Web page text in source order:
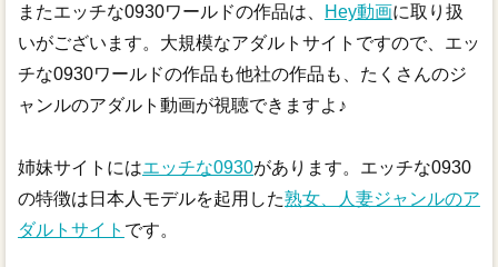
またエッチな0930ワールドの作品は、 Hey動画に取り扱
いがございます。大規模なアダルトサイトですので、エッ
チな0930ワールドの作品も他社の作品も、たくさんのジ
ャンルのアダルト動画が視聴できますよ♪
姉妹サイトにはエッチな0930があります。エッチな0930
の特徴は日本人モデルを起用した熟女、人妻ジャンルのア
ダルトサイト です。